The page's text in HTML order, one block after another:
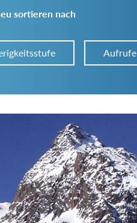
sortieren nach
Aufrufe
Art der Tour:
Schwierigkeitsgrad: